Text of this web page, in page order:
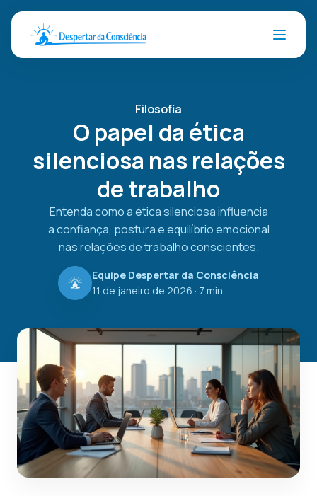
Filosofia
O papel da ética
silenciosa nas relações
de trabalho
Entenda como a ética silenciosa influencia
a confiança, postura e equilíbrio emocional
nas relações de trabalho conscientes.
Equipe Despertar da Consciência
11 de janeiro de 2026 · 7 min